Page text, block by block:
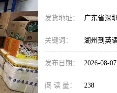
发货地址： 广东省深
关键词： 湖州到英
发布日期： 2026-08-07
阅 读 量： 238